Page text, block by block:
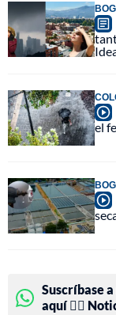
el
Suscríbase
aquí 👉🏻